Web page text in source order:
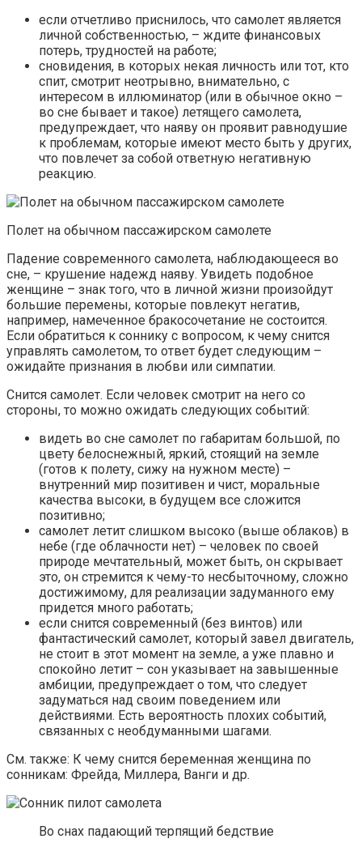
если отчетливо приснилось, что самолет является
личной собственностью, – ждите финансовых
потерь, трудностей на работе;
сновидения, в которых некая личность или тот, кто
спит, смотрит неотрывно, внимательно, с
интересом в иллюминатор (или в обычное окно –
во сне бывает и такое) летящего самолета,
предупреждает, что наяву он проявит равнодушие
к проблемам, которые имеют место быть у других,
что повлечет за собой ответную негативную
реакцию.
Полет на обычном пассажирском самолете
Падение современного самолета, наблюдающееся во
сне, – крушение надежд наяву. Увидеть подобное
женщине – знак того, что в личной жизни произойдут
большие перемены, которые повлекут негатив,
например, намеченное бракосочетание не состоится.
Если обратиться к соннику с вопросом, к чему снится
управлять самолетом, то ответ будет следующим –
ожидайте признания в любви или симпатии.
Снится самолет. Если человек смотрит на него со
стороны, то можно ожидать следующих событий:
видеть во сне самолет по габаритам большой, по
цвету белоснежный, яркий, стоящий на земле
(готов к полету, сижу на нужном месте) –
внутренний мир позитивен и чист, моральные
качества высоки, в будущем все сложится
позитивно;
самолет летит слишком высоко (выше облаков) в
небе (где облачности нет) – человек по своей
природе мечтательный, может быть, он скрывает
это, он стремится к чему-то несбыточному, сложно
достижимому, для реализации задуманного ему
придется много работать;
если снится современный (без винтов) или
фантастический самолет, который завел двигатель,
не стоит в этот момент на земле, а уже плавно и
спокойно летит – сон указывает на завышенные
амбиции, предупреждает о том, что следует
задуматься над своим поведением или
действиями. Есть вероятность плохих событий,
связанных с необдуманными шагами.
См. также: К чему снится беременная женщина по
сонникам: Фрейда, Миллера, Ванги и др.
Во снах падающий терпящий бедствие